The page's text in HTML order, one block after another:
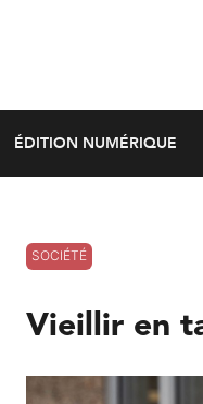
ÉDITION NUMÉRIQUE
SOCIÉTÉ
Vieillir en